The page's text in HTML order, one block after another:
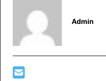
Admin